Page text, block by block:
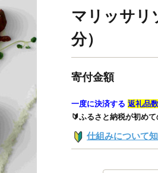
マリッサリ
分）
寄付金額
一度に決済する 返礼品
🔰ふるさと納税が初め
仕組みについて